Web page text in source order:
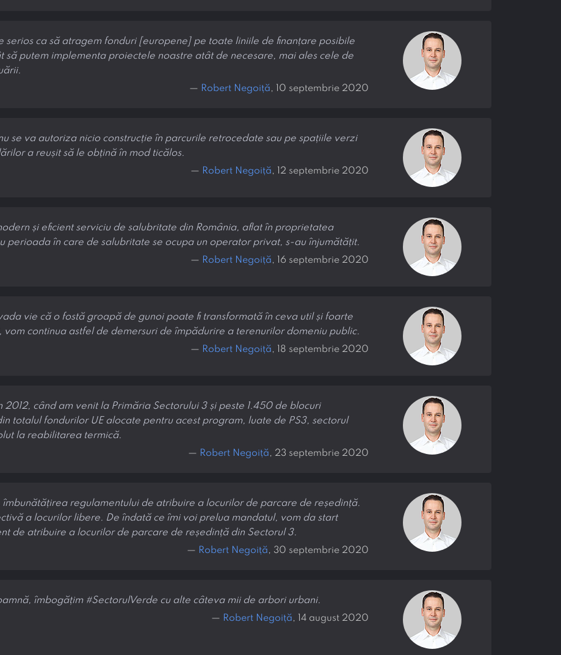
serios ca să atragem fonduri [europene] pe toate liniile de finanțare posibile
să putem implementa proiectele noastre atât de necesare, mai ales cele de
— Robert Negoiță, 10 septembrie 2020
se va autoriza nicio construcție în parcurile retrocedate sau pe spațiile verzi
a reușit să le obțină în mod ticălos.
— Robert Negoiță, 12 septembrie 2020
și eficient serviciu de salubritate din România, aflat în proprietatea
perioada în care de salubritate se ocupa un operator privat, s-au înjumătățit.
— Robert Negoiță, 16 septembrie 2020
vie că o fostă groapă de gunoi poate fi transformată în ceva util și foarte
vom continua astfel de demersuri de împădurire a terenurilor domeniu public.
— Robert Negoiță, 18 septembrie 2020
când am venit la Primăria Sectorului 3 și peste 1.450 de blocuri
totalul fondurilor UE alocate pentru acest program, luate de PS3, sectorul
la reabilitarea termică.
— Robert Negoiță, 23 septembrie 2020
îmbunătățirea regulamentului de atribuire a locurilor de parcare de reședință.
a locurilor libere. De îndată ce îmi voi prelua mandatul, vom da start
de atribuire a locurilor de parcare de reședință din Sectorul 3.
— Robert Negoiță, 30 septembrie 2020
îmbogățim #SectorulVerde cu alte câteva mii de arbori urbani.
— Robert Negoiță, 14 august 2020